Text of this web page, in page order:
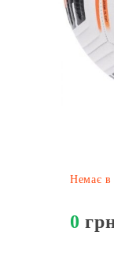
Немає в
0